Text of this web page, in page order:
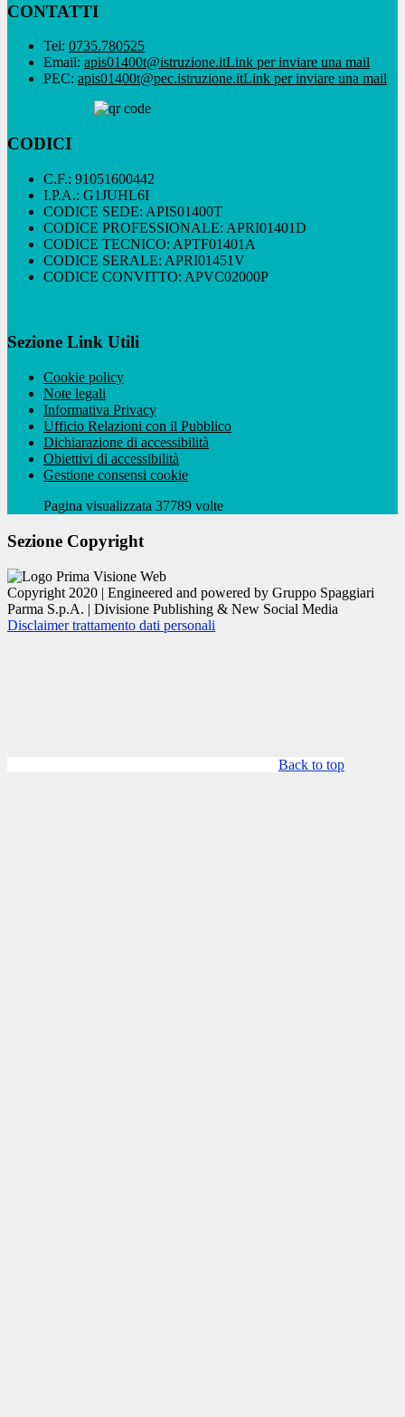
CONTATTI
Tel: 0735.780525
Email: apis01400t@istruzione.itLink per inviare una mail
PEC: apis01400t@pec.istruzione.itLink per inviare una mail
CODICI
C.F.: 91051600442
I.P.A.: G1JUHL6I
CODICE SEDE: APIS01400T
CODICE PROFESSIONALE: APRI01401D
CODICE TECNICO: APTF01401A
CODICE SERALE: APRI01451V
CODICE CONVITTO: APVC02000P
Sezione Link Utili
Cookie policy
Note legali
Informativa Privacy
Ufficio Relazioni con il Pubblico
Dichiarazione di accessibilità
Obiettivi di accessibilità
Gestione consensi cookie
Pagina visualizzata 37789 volte
Sezione Copyright
Copyright 2020 | Engineered and powered by Gruppo Spaggiari
Parma S.p.A. | Divisione Publishing & New Social Media
Disclaimer trattamento dati personali
Back to top